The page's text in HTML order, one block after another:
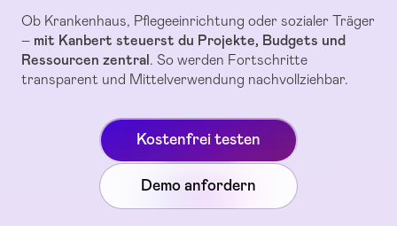
Ob Krankenhaus, Pflegeeinrichtung oder sozialer Träger
– mit Kanbert steuerst du Projekte, Budgets und
Ressourcen zentral . So werden Fortschritte
transparent und Mittelverwendung nachvollziehbar.
Kostenfrei testen
Demo anfordern